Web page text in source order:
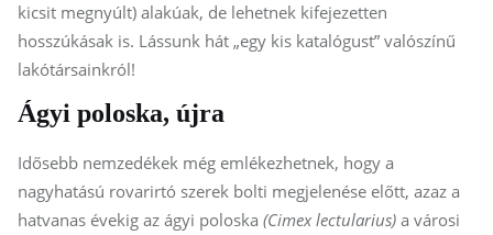
kicsit megnyúlt) alakúak, de lehetnek kifejezetten
hosszúkásak is. Lássunk hát „egy kis katalógust” valószínű
lakótársainkról!
Ágyi poloska, újra
Idősebb nemzedékek még emlékezhetnek, hogy a
nagyhatású rovarirtó szerek bolti megjelenése előtt, azaz a
hatvanas évekig az ágyi poloska (Cimex lectularius) a városi